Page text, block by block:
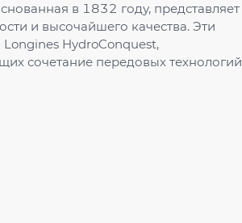
в 1832 году, представляет
и высочайшего качества. Эти
HydroConquest,
сочетание передовых технологий